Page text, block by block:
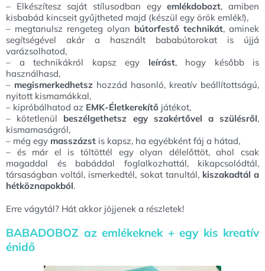
– Elkészítesz saját stílusodban egyemlékdobozt, amiben
kisbabád kincseit gyűjtheted majd (készül egy örök emlék!),
– megtanulsz rengeteg olyan bútorfestő technikát, aminek
segítségével akár a használt bababútorokat is újjá
varázsolhatod,
– a technikákról kapsz egy leírást, hogy később is
használhasd,
– megismerkedhetsz hozzád hasonló, kreatív beállítottságú,
nyitott kismamákkal,
– kipróbálhatod az EMK-Életkerekítő játékot,
– kötetlenül beszélgethetsz egy szakértővel a szülésről,
kismamaságról,
– még egy masszázst is kapsz, ha egyébként fáj a hátad,
– és már el is töltöttél egy olyan délelőttöt, ahol csak
magaddal és babáddal foglalkozhattál, kikapcsolódtál,
társaságban voltál, ismerkedtél, sokat tanultál, kiszakadtál a
hétköznapokból.
Erre vágytál? Hát akkor jöjjenek a részletek!
BABADOBOZ az emlékeknek + egy kis kreatív
énidő